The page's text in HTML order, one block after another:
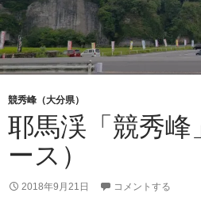
競秀峰（大分県）
耶馬渓「競秀峰
ース）
2018年9月21日 コメントする